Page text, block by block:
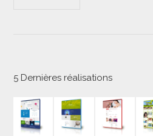
5 Dernières réalisations